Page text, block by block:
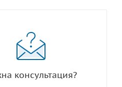
консультация?